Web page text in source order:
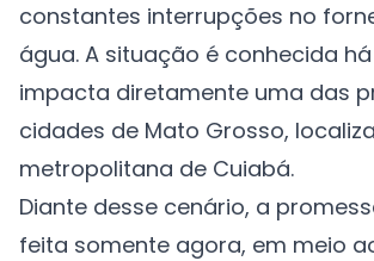
constantes interrupções no
água. A situação é conhecida
impacta diretamente uma das
cidades de Mato Grosso,
metropolitana de Cuiabá.
Diante desse cenário, a
feita somente agora, em meio